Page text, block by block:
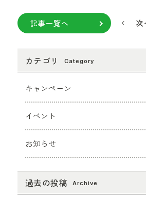
記事一覧へ 次
カテゴリ Category
キャンペーン
イベント
お知らせ
過去の投稿 Archive